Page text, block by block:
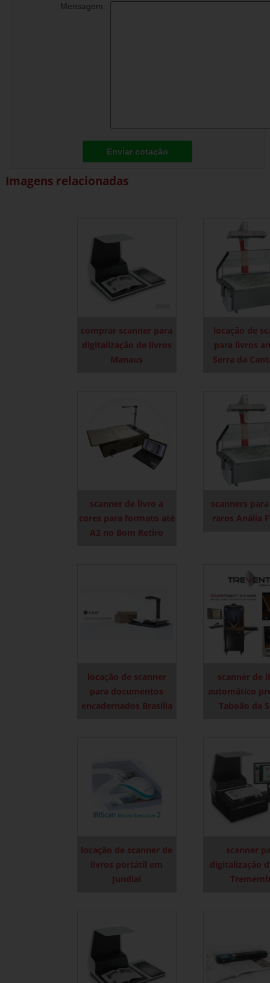
Mensagem:
Enviar cotação
Imagens relacionadas
comprar scanner para
digitalização de livros
Manaus
locação de
para livros
Serra da
scanner de livro a
cores para formato até
A2 no Bom Retiro
scanners
raros Anália
locação de scanner
para documentos
encadernados Brasília
scanner de
automático
Taboão da
locação de scanner de
livros portátil em
Jundiaí
scanner
digitalização